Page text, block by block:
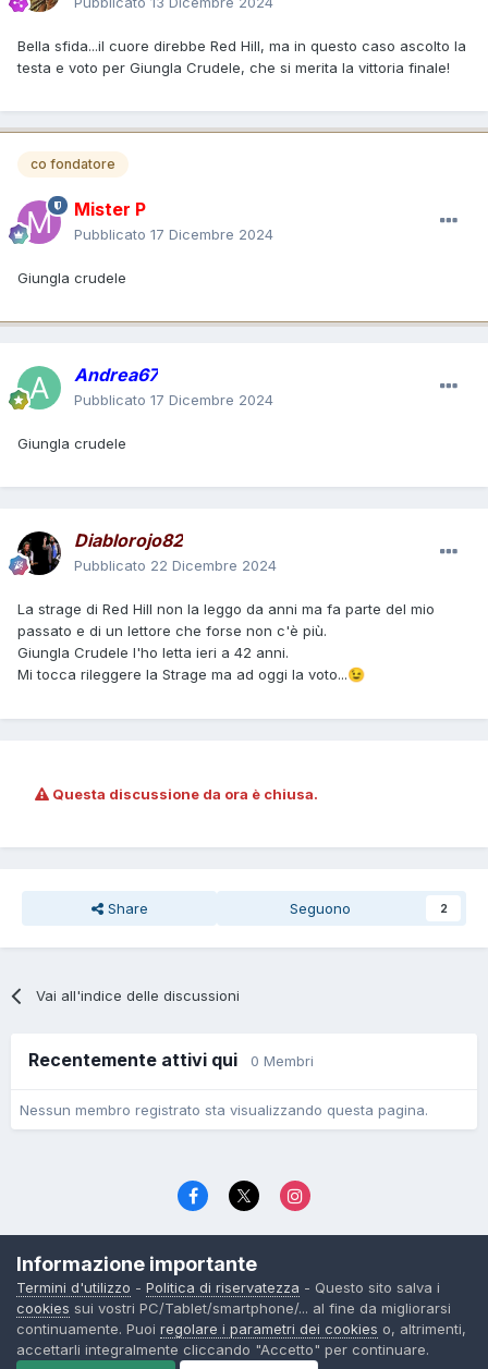
Bella sfida...il cuore direbbe Red Hill, ma in questo caso ascolto la
testa e voto per Giungla Crudele, che si merita la vittoria finale!
co fondatore
Mister P
Pubblicato 17 Dicembre 2024
Giungla crudele
Andrea67
Pubblicato 17 Dicembre 2024
Giungla crudele
Diablorojo82
Pubblicato 22 Dicembre 2024
La strage di Red Hill non la leggo da anni ma fa parte del mio
passato e di un lettore che forse non c'è più.
Giungla Crudele l'ho letta ieri a 42 anni.
Mi tocca rileggere la Strage ma ad oggi la voto...😉
Questa discussione da ora è chiusa.
Share Seguono 2
Vai all'indice delle discussioni
Recentemente attivi qui 0 Membri
Nessun membro registrato sta visualizzando questa pagina.
© TexWillerForum dal 2006
Powered by Invision Community
Informazione importante
Termini d'utilizzo - Politica di riservatezza - Questo sito salva i
cookies sui vostri PC/Tablet/smartphone/... al fine da migliorarsi
continuamente. Puoi regolare i parametri dei cookies o, altrimenti,
accettarli integralmente cliccando "Accetto" per continuare.